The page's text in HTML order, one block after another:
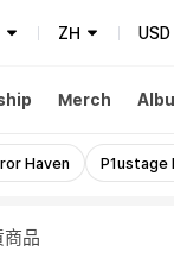
ZH USD
Merch
Haven P1ustage
商品